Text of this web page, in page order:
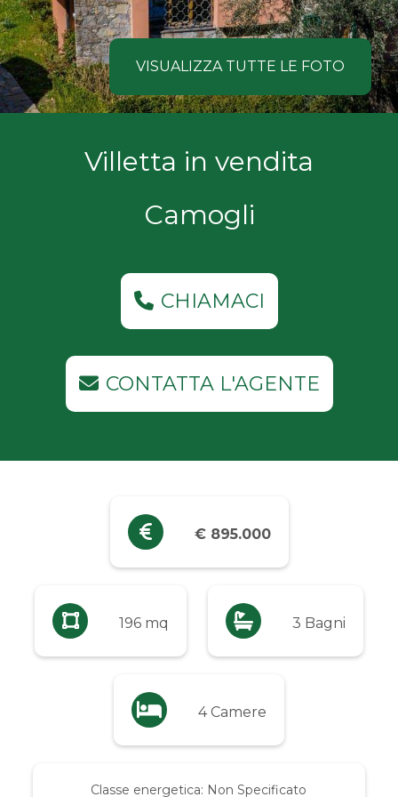
VISUALIZZA TUTTE LE FOTO
Villetta in vendita
Camogli
CHIAMACI
CONTATTA L'AGENTE
€ 895.000
196 mq 3 Bagni
4 Camere
Classe energetica: Non Specificato
COSA
CERCANO
NOSTRI
Comune
Tipologia
Industriali
Fino a € 5.000
Da € 10.000 a € 20.000